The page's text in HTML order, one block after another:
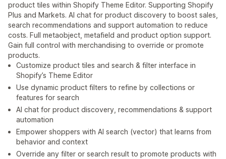
product tiles within Shopify Theme Editor. Supporting Shopify
Plus and Markets. AI chat for product discovery to boost sales,
search recommendations and support automation to reduce
costs. Full metaobject, metafield and product option support.
Gain full control with merchandising to override or promote
products.
Customize product tiles and search & filter interface in
Shopify’s Theme Editor
Use dynamic product filters to refine by collections or
features for search
AI chat for product discovery, recommendations & support
automation
Empower shoppers with AI search (vector) that learns from
behavior and context
Override any filter or search result to promote products with